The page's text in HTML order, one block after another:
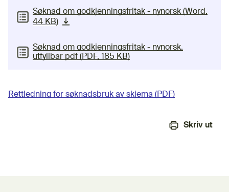
Søknad om godkjenningsfritak - nynorsk (Word,
44 KB)
(nedlastbar fil)
Søknad om godkjenningsfritak - nynorsk,
utfyllbar pdf (PDF, 185 KB)
Rettledning for søknadsbruk av skjema (PDF)
Skriv ut